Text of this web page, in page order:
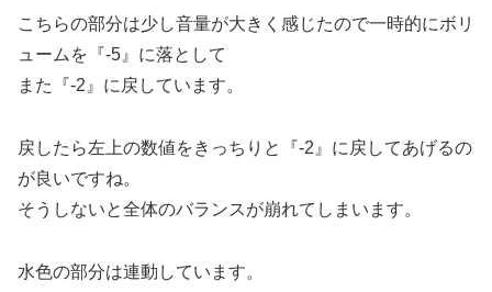
こちらの部分は少し音量が大きく感じたので一時的にボリ
ュームを『-5』に落として
また『-2』に戻しています。
戻したら左上の数値をきっちりと『-2』に戻してあげるの
が良いですね。
そうしないと全体のバランスが崩れてしまいます。
水色の部分は連動しています。